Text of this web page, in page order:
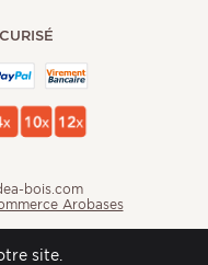
bois.com
Arobases
site.